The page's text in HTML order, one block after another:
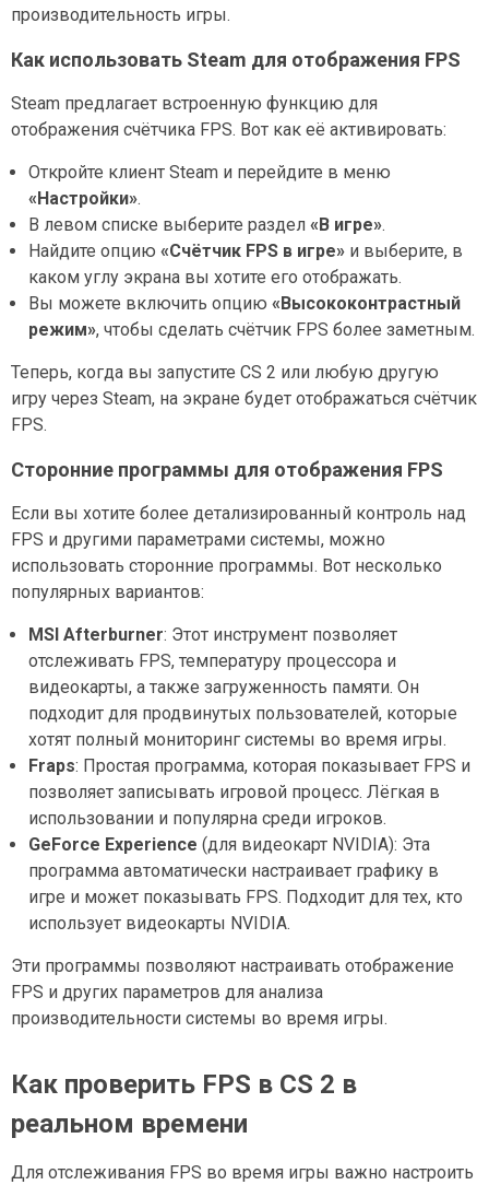
производительность игры.
Как использовать Steam для отображения FPS
Steam предлагает встроенную функцию для
отображения счётчика FPS. Вот как её активировать:
Откройте клиент Steam и перейдите в меню
«Настройки».
В левом списке выберите раздел «В игре».
Найдите опцию «Счётчик FPS в игре» и выберите, в
каком углу экрана вы хотите его отображать.
Вы можете включить опцию «Высококонтрастный
режим», чтобы сделать счётчик FPS более заметным.
Теперь, когда вы запустите CS 2 или любую другую
игру через Steam, на экране будет отображаться счётчик
FPS.
Сторонние программы для отображения FPS
Если вы хотите более детализированный контроль над
FPS и другими параметрами системы, можно
использовать сторонние программы. Вот несколько
популярных вариантов:
MSI Afterburner: Этот инструмент позволяет
отслеживать FPS, температуру процессора и
видеокарты, а также загруженность памяти. Он
подходит для продвинутых пользователей, которые
хотят полный мониторинг системы во время игры.
Fraps: Простая программа, которая показывает FPS и
позволяет записывать игровой процесс. Лёгкая в
использовании и популярна среди игроков.
GeForce Experience (для видеокарт NVIDIA): Эта
программа автоматически настраивает графику в
игре и может показывать FPS. Подходит для тех, кто
использует видеокарты NVIDIA.
Эти программы позволяют настраивать отображение
FPS и других параметров для анализа
производительности системы во время игры.
Как проверить FPS в CS 2 в
реальном времени
Для отслеживания FPS во время игры важно настроить